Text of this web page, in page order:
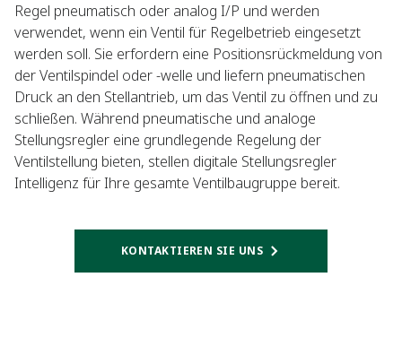
Regel pneumatisch oder analog I/P und werden
verwendet, wenn ein Ventil für Regelbetrieb eingesetzt
werden soll. Sie erfordern eine Positionsrückmeldung von
der Ventilspindel oder -welle und liefern pneumatischen
Druck an den Stellantrieb, um das Ventil zu öffnen und zu
schließen. Während pneumatische und analoge
Stellungsregler eine grundlegende Regelung der
Ventilstellung bieten, stellen digitale Stellungsregler
Intelligenz für Ihre gesamte Ventilbaugruppe bereit.
KONTAKTIEREN SIE UNS